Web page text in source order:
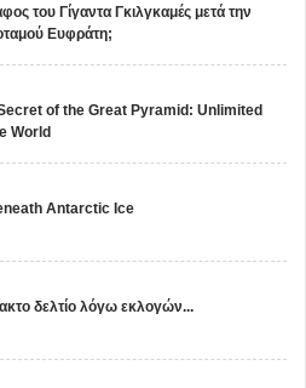
του Γίγαντα Γκιλγκαμές μετά την
Ευφράτη;
of the Great Pyramid: Unlimited
World
Antarctic Ice
δελτίο λόγω εκλογών...